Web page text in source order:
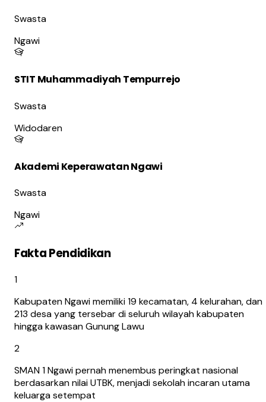
Swasta
Ngawi
STIT Muhammadiyah Tempurrejo
Swasta
Widodaren
Akademi Keperawatan Ngawi
Swasta
Ngawi
Fakta Pendidikan
1
Kabupaten Ngawi memiliki 19 kecamatan, 4 kelurahan, dan
213 desa yang tersebar di seluruh wilayah kabupaten
hingga kawasan Gunung Lawu
2
SMAN 1 Ngawi pernah menembus peringkat nasional
berdasarkan nilai UTBK, menjadi sekolah incaran utama
keluarga setempat